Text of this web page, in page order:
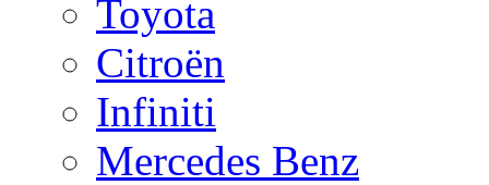
Toyota
Citroën
Infiniti
Mercedes Benz